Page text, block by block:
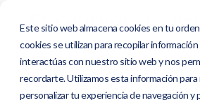
Este sitio web almacena cookies en tu
cookies se utilizan para recopilar
interactúas con nuestro sitio web y nos
recordarte. Utilizamos esta información para
personalizar tu experiencia de navegación y
1:40:00 h 16/01/2024